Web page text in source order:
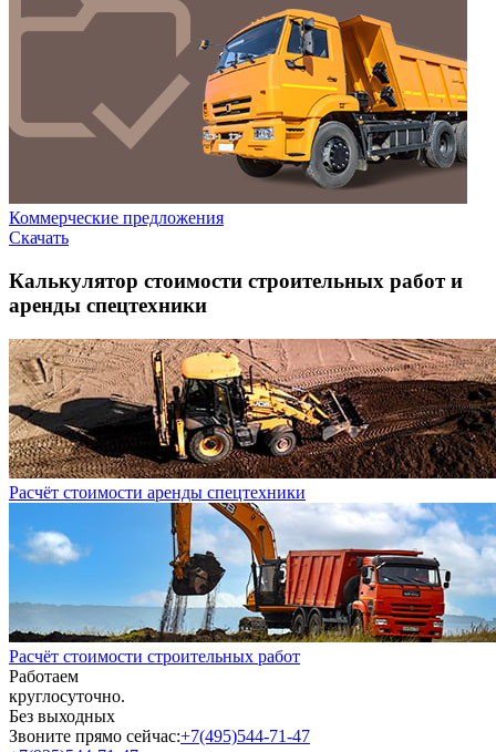
Коммерческие предложения
Скачать
Калькулятор стоимости строительных работ и
аренды спецтехники
Расчёт стоимости аренды спецтехники
Расчёт стоимости строительных работ
Работаем
круглосуточно.
Без выходных
Звоните прямо сейчас:+7(495)544-71-47